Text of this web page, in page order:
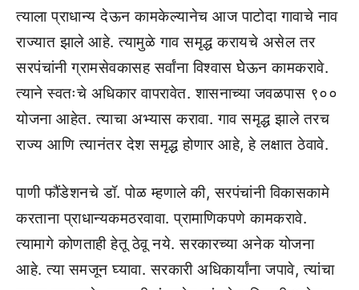
त्याला प्राधान्य देऊन कामकेल्यानेच आज पाटोदा गावाचे नाव
राज्यात झाले आहे. त्यामुळे गाव समृद्ध करायचे असेल तर
सरपंचांनी ग्रामसेवकासह सर्वांना विश्वास घेेऊन कामकरावे.
त्याने स्वतःचे अधिकार वापरावेत. शासनाच्या जवळपास ९००
योजना आहेत. त्याचा अभ्यास करावा. गाव समृद्ध झाले तरच
राज्य आणि त्यानंतर देश समृद्ध होणार आहे, हे लक्षात ठेवावे.
पाणी फौंडेशनचे डॉ. पोळ म्हणाले की, सरपंचांनी विकासकामे
करताना प्राधान्यकमठरवावा. प्रामाणिकपणे कामकरावे.
त्यामागे कोणताही हेतू ठेवू नये. सरकारच्या अनेक योजना
आहे. त्या समजून घ्यावा. सरकारी अधिकार्यांना जपावे, त्यांचा